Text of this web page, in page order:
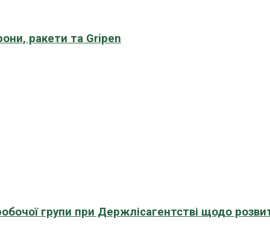
ракети та Gripen
групи при Держлісагентстві щодо